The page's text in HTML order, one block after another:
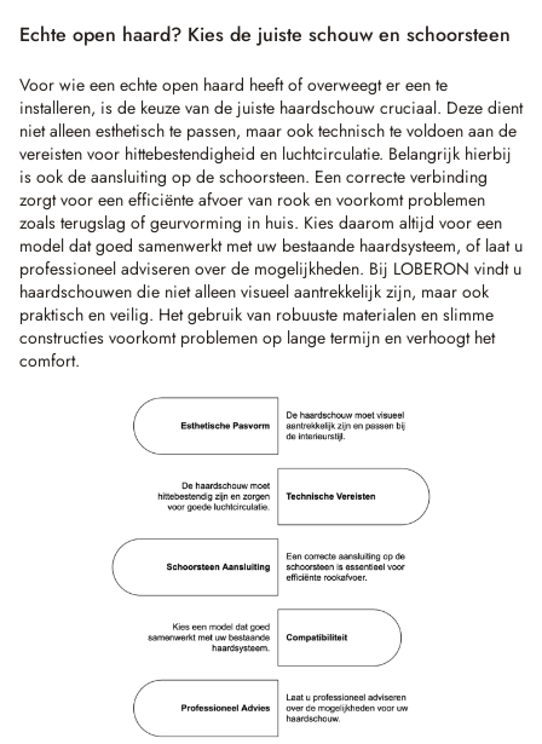
Echte open haard? Kies de juiste schouw en schoorsteen
Voor wie een echte open haard heeft of overweegt er een te
installeren, is de keuze van de juiste haardschouw cruciaal. Deze dient
niet alleen esthetisch te passen, maar ook technisch te voldoen aan de
vereisten voor hittebestendigheid en luchtcirculatie. Belangrijk hierbij
is ook de aansluiting op de schoorsteen. Een correcte verbinding
zorgt voor een efficiënte afvoer van rook en voorkomt problemen
zoals terugslag of geurvorming in huis. Kies daarom altijd voor een
model dat goed samenwerkt met uw bestaande haardsysteem, of laat u
professioneel adviseren over de mogelijkheden. Bij LOBERON vindt u
haardschouwen die niet alleen visueel aantrekkelijk zijn, maar ook
praktisch en veilig. Het gebruik van robuuste materialen en slimme
constructies voorkomt problemen op lange termijn en verhoogt het
comfort.